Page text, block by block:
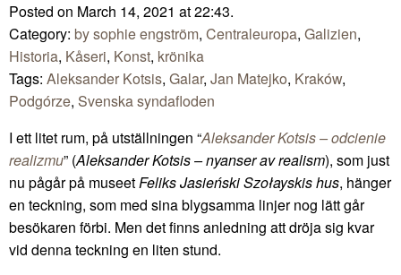
Posted on March 14, 2021 at 22:43.
Category: by sophie engström, Centraleuropa, Galizien,
Historia, Kåseri, Konst, krönika
Tags: Aleksander Kotsis, Galar, Jan Matejko, Kraków,
Podgórze, Svenska syndafloden
I ett litet rum, på utställningen “Aleksander Kotsis – odcienie
realizmu” (Aleksander Kotsis – nyanser av realism), som just
nu pågår på museetFeliks Jasieński Szołayskis hus, hänger
en teckning, som med sina blygsamma linjer nog lätt går
besökaren förbi. Men det finns anledning att dröja sig kvar
vid denna teckning en liten stund.